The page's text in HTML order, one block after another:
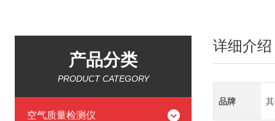
产品分类
PRODUCT CATEGORY
空气质量检测仪
详细介绍
品牌